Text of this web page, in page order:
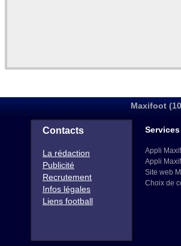
Maxifoot
Contacts
La rédaction
Publicité
Recrutement
Infos légales
Liens football
Appli
Appli
Site web
Choix de